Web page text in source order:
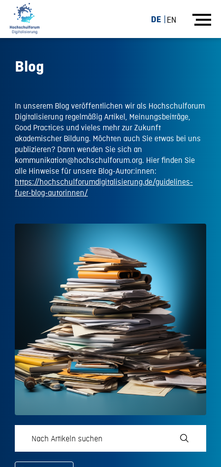
DE EN
Blog
In unserem Blog veröffentlichen wir als Hochschulforum
Digitalisierung regelmäßig Artikel, Meinungsbeiträge,
Good Practices und vieles mehr zur Zukunft
akademischer Bildung. Möchten auch Sie etwas bei uns
publizieren? Dann wenden Sie sich an
kommunikation@hochschulforum.org. Hier finden Sie
alle Hinweise für unsere Blog-Autor:innen:
https://hochschulforumdigitalisierung.de/guidelines-
fuer-blog-autorinnen/